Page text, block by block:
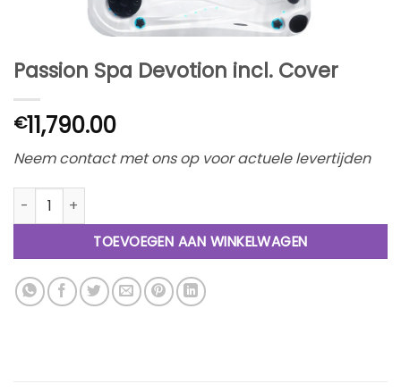
Passion Spa Devotion incl. Cover
€11,790.00
Neem contact met ons op voor actuele levertijden
Passion Spa Devotion incl. Cover aantal
TOEVOEGEN AAN WINKELWAGEN